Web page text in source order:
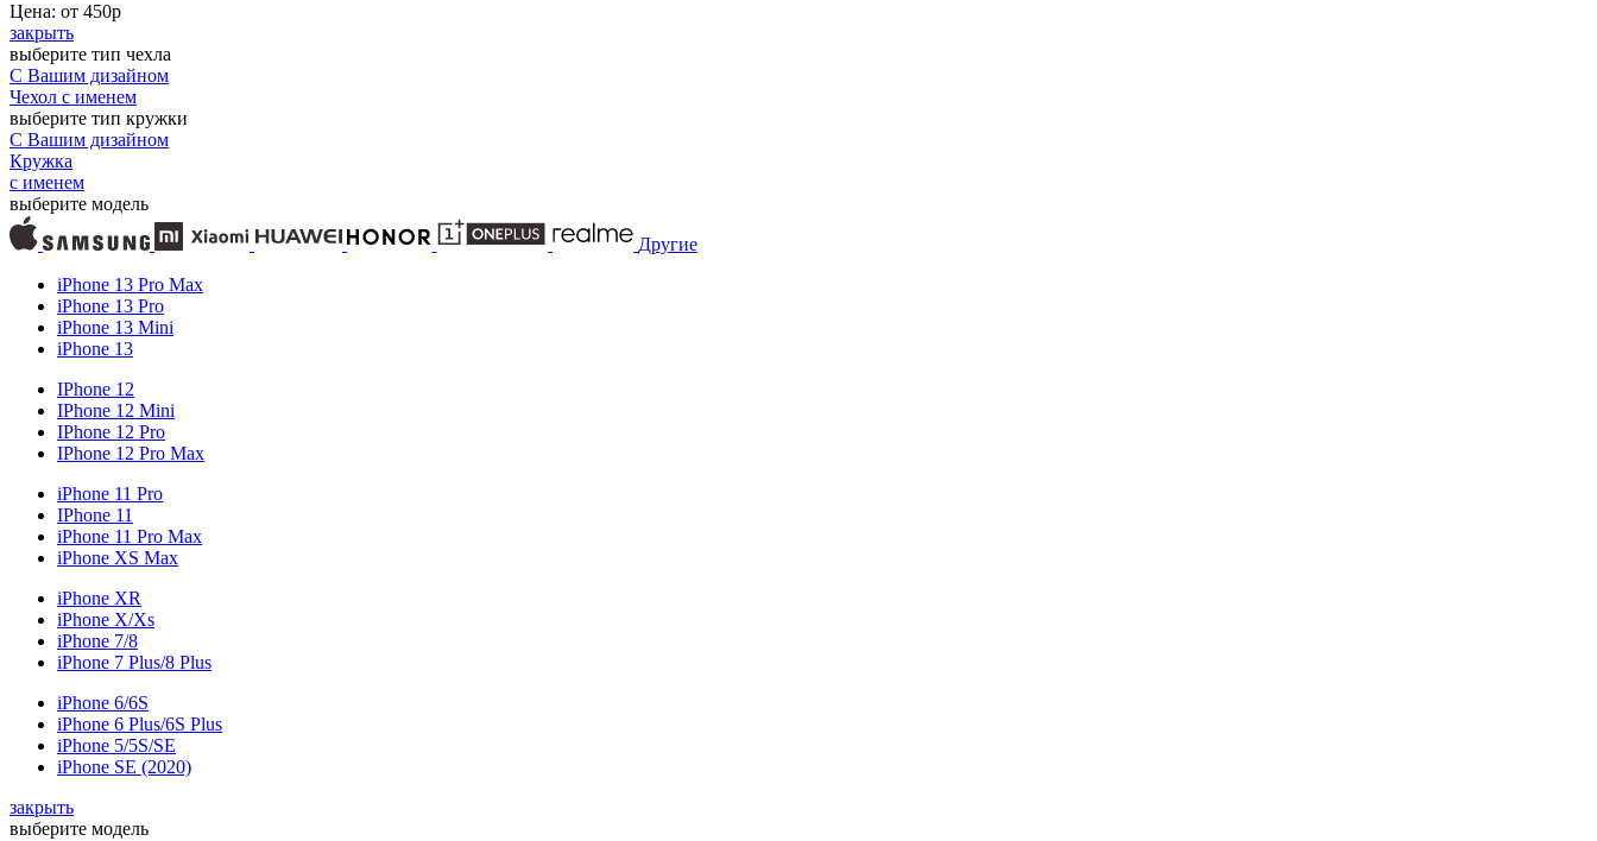
Цена: от 450р
закрыть
выберите тип чехла
С Вашим дизайном
Чехол с именем
выберите тип кружки
С Вашим дизайном
Кружка
с именем
выберите модель
Другие
iPhone 13 Pro Max
iPhone 13 Pro
iPhone 13 Mini
iPhone 13
IPhone 12
IPhone 12 Mini
IPhone 12 Pro
IPhone 12 Pro Max
iPhone 11 Pro
IPhone 11
iPhone 11 Pro Max
iPhone XS Max
iPhone XR
iPhone X/Xs
iPhone 7/8
iPhone 7 Plus/8 Plus
iPhone 6/6S
iPhone 6 Plus/6S Plus
iPhone 5/5S/SE
iPhone SE (2020)
закрыть
выберите модель